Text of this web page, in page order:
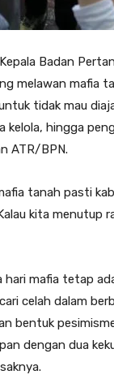
Badan
melawan mafia
tidak mau
hingga
ATR/BPN.
tanah pasti
kita menutup
hari mafia tetap
celah dalam
bentuk
dengan dua